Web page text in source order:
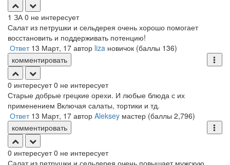
1 ЗА 0 не интересует
Салат из петрушки и сельдерея очень хорошо помогает
восстановить и поддерживать потенцию!
Ответ 13 Март, 17 автор liza новичок (баллы 136)
комментировать
0 интересует 0 не интересует
Старые добрые грецкие орехи. И любые блюда с их
применением Включая салаты, тортики и тд.
Ответ 13 Март, 17 автор Aleksey мастер (баллы 2,796)
комментировать
0 интересует 0 не интересует
Салат из петрушки и сельдерея очень повышает мужскую